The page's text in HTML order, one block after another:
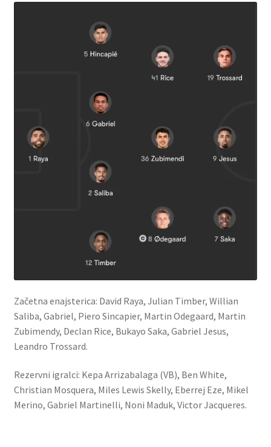
Začetna enajsterica: David Raya, Julian Timber, Willian
Saliba, Gabriel, Piero Sincapier, Martin Odegaard, Martin
Zubimendy, Declan Rice, Bukayo Saka, Gabriel Jesus,
Leandro Trossard.
Rezervni igralci: Kepa Arrizabalaga (VB), Ben White,
Christian Mosquera, Miles Lewis Skelly, Eberrej Eze, Mikel
Merino, Gabriel Martinelli, Noni Maduk, Victor Jacqueres.